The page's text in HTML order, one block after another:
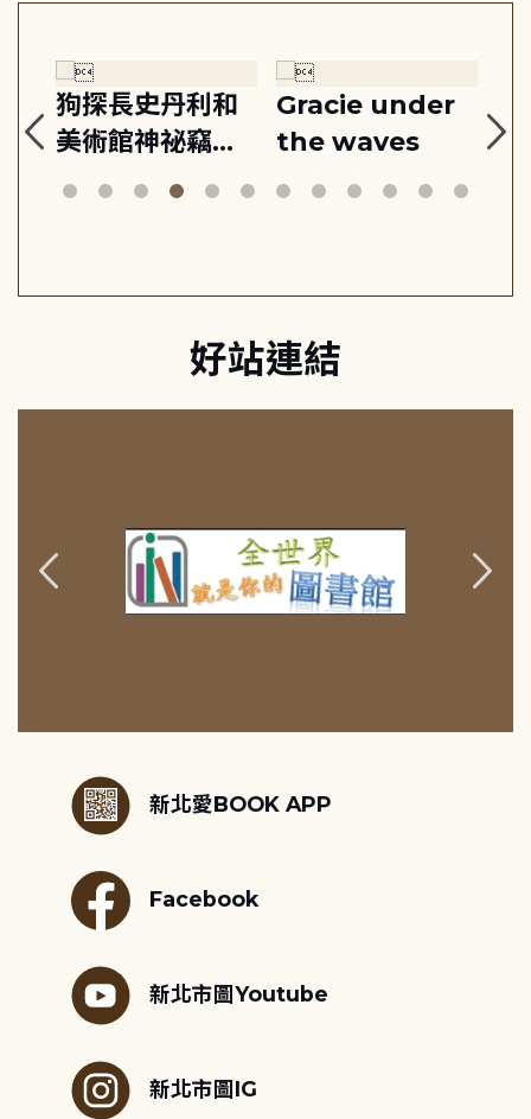
狗探長史丹利和
美術館神祕竊盜
案
Gracie under
the waves
好站連結
新北愛BOOK APP
Facebook
新北市圖Youtube
新北市圖IG